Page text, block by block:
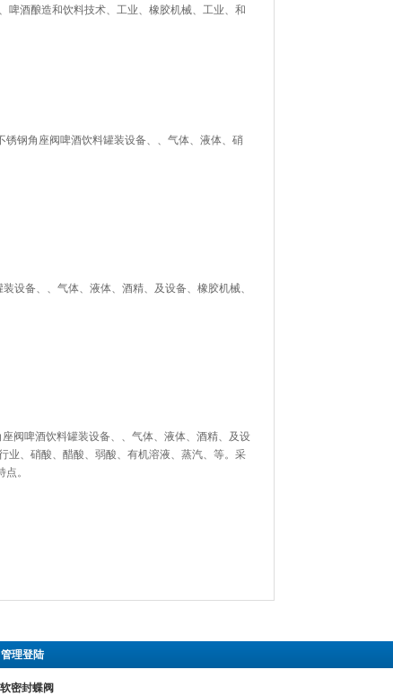
啤酒酿造和饮料技术、工业、橡胶机械、工业、和
钢角座阀啤酒饮料罐装设备、、气体、液体、硝
设备、、气体、液体、酒精、及设备、橡胶机械、
阀啤酒饮料罐装设备、、气体、液体、酒精、及设
业、硝酸、醋酸、弱酸、有机溶液、蒸汽、等。采
。
管理登陆
密封蝶阀